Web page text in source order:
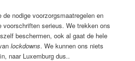
de nodige voorzorgsmaatregelen en
voorschriften serieus. We trekken ons
beschermen, ook al gaat de hele
lockdowns. We kunnen ons niets
naar Luxemburg dus..